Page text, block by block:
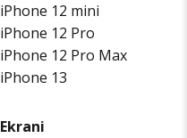
iPhone 12 mini
iPhone 12 Pro
iPhone 12 Pro Max
iPhone 13
Ekrani